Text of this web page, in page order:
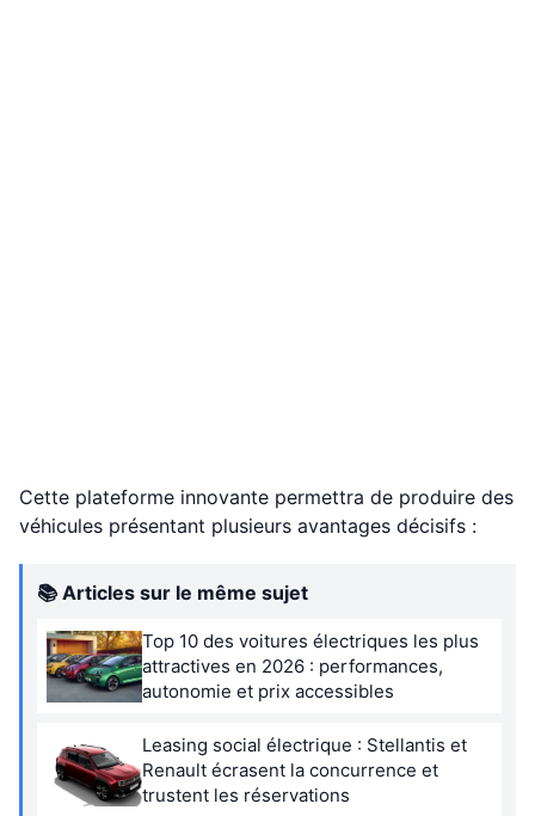
Cette plateforme innovante permettra de produire des
véhicules présentant plusieurs avantages décisifs :
📚 Articles sur le même sujet
Top 10 des voitures électriques les plus
attractives en 2026 : performances,
autonomie et prix accessibles
Leasing social électrique : Stellantis et
Renault écrasent la concurrence et
trustent les réservations